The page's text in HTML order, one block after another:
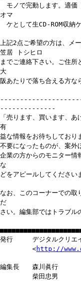
モノで完動します。適価
オマ
ケとして生CD-ROM収納
上記2点ご希望の方は、メ
笠居 トシヒロ
までご連絡下さい。ご住所
大
阪あたりで落ち合える方な
--------------
「売ります、買います、
有
益な情報をお待ちしてお
不要になったものが、案外
企業の方からのモニター情
な
どをアピールしてください
なお、このコーナーでの取
だ
さい。編集部ではトラブル
発行 デジタルクリエ
<http://
編集長 森川眞行
柴田忠男